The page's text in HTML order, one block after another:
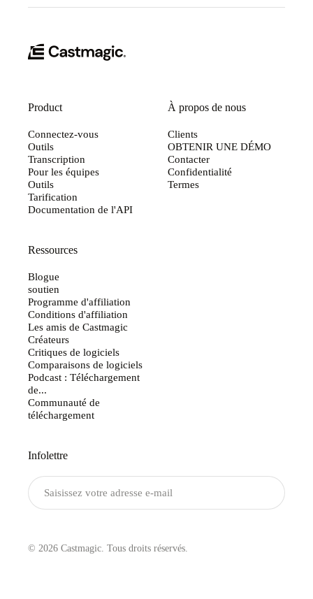
Product
Connectez-vous
Outils
Transcription
Pour les équipes
Outils
Tarification
Documentation de l'API
À propos de nous
Clients
OBTENIR UNE DÉMO
Contacter
Confidentialité
Termes
Ressources
Blogue
soutien
Programme d'affiliation
Conditions d'affiliation
Les amis de Castmagic
Créateurs
Critiques de logiciels
Comparaisons de logiciels
Podcast : Téléchargement
de...
Communauté de
téléchargement
Infolettre
© 2026 Castmagic. Tous droits réservés.